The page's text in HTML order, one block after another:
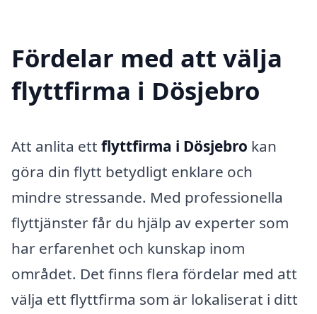
Fördelar med att välja
flyttfirma i Dösjebro
Att anlita ett flyttfirma i Dösjebro kan
göra din flytt betydligt enklare och
mindre stressande. Med professionella
flyttjänster får du hjälp av experter som
har erfarenhet och kunskap inom
området. Det finns flera fördelar med att
välja ett flyttfirma som är lokaliserat i ditt